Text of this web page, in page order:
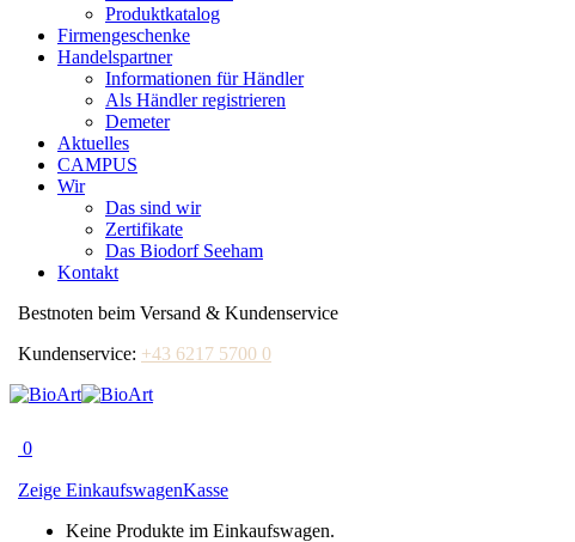
Produktkatalog
Firmengeschenke
Handelspartner
Informationen für Händler
Als Händler registrieren
Demeter
Aktuelles
CAMPUS
Wir
Das sind wir
Zertifikate
Das Biodorf Seeham
Kontakt
Bestnoten beim Versand & Kundenservice
Kundenservice: +43 6217 5700 0
0
Zeige EinkaufswagenKasse
Keine Produkte im Einkaufswagen.